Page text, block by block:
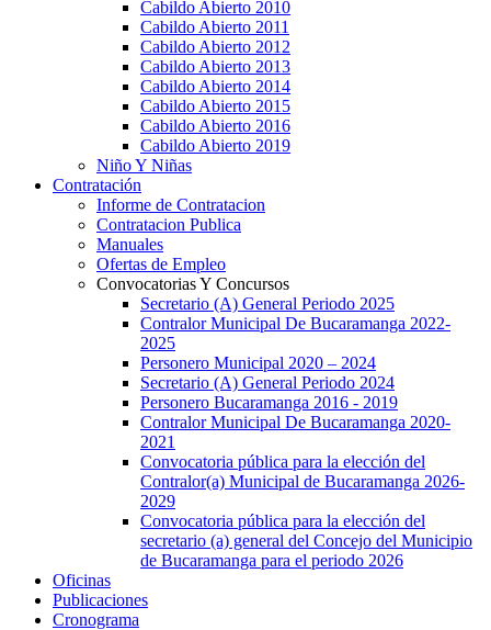
Cabildo Abierto 2010
Cabildo Abierto 2011
Cabildo Abierto 2012
Cabildo Abierto 2013
Cabildo Abierto 2014
Cabildo Abierto 2015
Cabildo Abierto 2016
Cabildo Abierto 2019
Niño Y Niñas
Contratación
Informe de Contratacion
Contratacion Publica
Manuales
Ofertas de Empleo
Convocatorias Y Concursos
Secretario (A) General Periodo 2025
Contralor Municipal De Bucaramanga 2022-
2025
Personero Municipal 2020 – 2024
Secretario (A) General Periodo 2024
Personero Bucaramanga 2016 - 2019
Contralor Municipal De Bucaramanga 2020-
2021
Convocatoria pública para la elección del
Contralor(a) Municipal de Bucaramanga 2026-
2029
Convocatoria pública para la elección del
secretario (a) general del Concejo del Municipio
de Bucaramanga para el periodo 2026
Oficinas
Publicaciones
Cronograma